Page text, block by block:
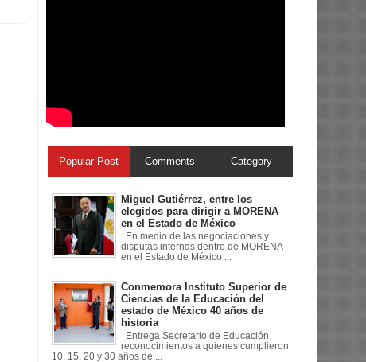
Popular Post Comments Category
Miguel Gutiérrez, entre los
elegidos para dirigir a MORENA
en el Estado de México
En medio de las negociaciones y
disputas internas dentro de MORENA
en el Estado de México ...
Conmemora Instituto Superior de
Ciencias de la Educación del
estado de México 40 años de
historia
Entrega Secretario de Educación
reconocimientos a quienes cumplieron
10, 15, 20 y 30 años de ...